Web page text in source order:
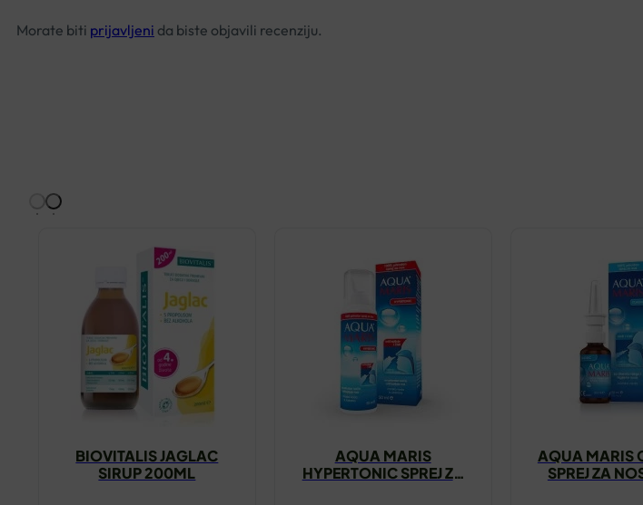
Morate biti prijavljeni da biste objavili recenziju.
BIOVITALIS JAGLAC
SIRUP 200ML
AQUA MARIS
HYPERTONIC SPREJ ZA
AQUA MARIS
SPREJ ZA